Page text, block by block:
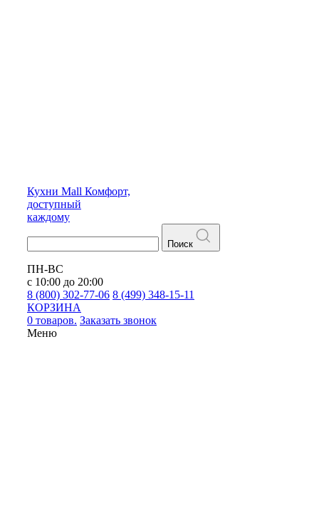
Кухни Mall Комфорт,
доступный
каждому
Поиск
ПН-ВС
с 10:00 до 20:00
8 (800) 302-77-06 8 (499) 348-15-11
КОРЗИНА
0 товаров. Заказать звонок
Меню